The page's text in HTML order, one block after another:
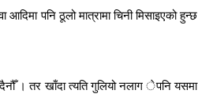
पनि ठूलो मात्रामा चिनी मिसाइएको हुन्छ
। तर खाँदा त्यति गुलियो नलाग ेपनि यसमा